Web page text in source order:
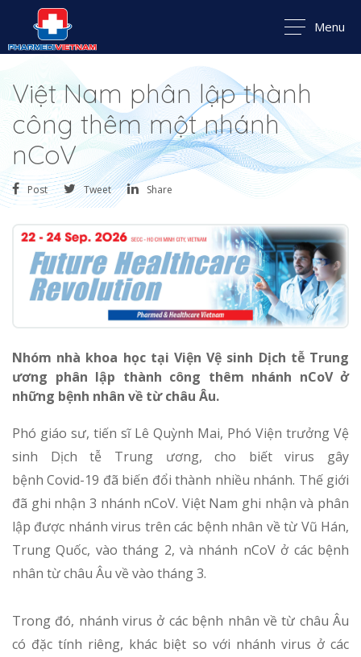
Menu
Việt Nam phân lập thành
công thêm một nhánh
nCoV
Post Tweet Share
Nhóm nhà khoa học tại Viện Vệ sinh Dịch tễ Trung
ương phân lập thành công thêm nhánh nCoV ở
những bệnh nhân về từ châu Âu.
Phó giáo sư, tiến sĩ Lê Quỳnh Mai, Phó Viện trưởng Vệ
sinh Dịch tễ Trung ương, cho biết virus gây
bệnh Covid-19 đã biến đổi thành nhiều nhánh. Thế giới
đã ghi nhận 3 nhánh nCoV. Việt Nam ghi nhận và phân
lập được nhánh virus trên các bệnh nhân về từ Vũ Hán,
Trung Quốc, vào tháng 2, và nhánh nCoV ở các bệnh
nhân từ châu Âu về vào tháng 3.
Trong đó, nhánh virus ở các bệnh nhân về từ châu Âu
có đặc tính riêng, khác biệt so với nhánh virus ở các